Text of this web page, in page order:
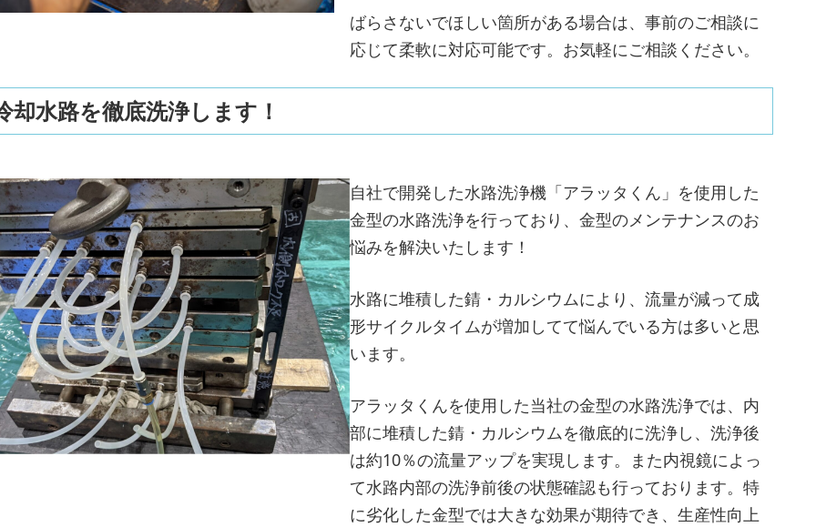
ばらさないでほしい箇所がある場合は、事前のご相談に
応じて柔軟に対応可能です。お気軽にご相談ください。
却水路を徹底洗浄します！
自社で開発した水路洗浄機「アラッタくん」を使用した
金型の水路洗浄を行っており、金型のメンテナンスのお
悩みを解決いたします！
水路に堆積した錆・カルシウムにより、流量が減って成
形サイクルタイムが増加してて悩んでいる方は多いと思
います。
アラッタくんを使用した当社の金型の水路洗浄では、内
部に堆積した錆・カルシウムを徹底的に洗浄し、洗浄後
は約10％の流量アップを実現します。また内視鏡によっ
て水路内部の洗浄前後の状態確認も行っております。特
に劣化した金型では大きな効果が期待でき、生産性向上